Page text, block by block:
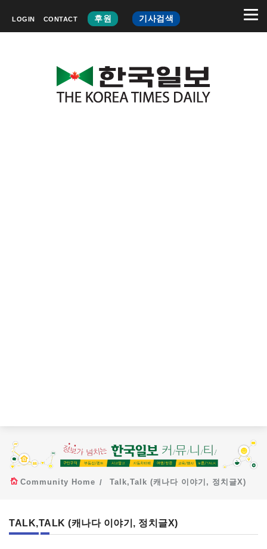
LOGIN CONTACT 후원 기사검색
Community Home Talk,Talk (캐나다 이야기, 정치글X)
TALK,TALK (캐나다 이야기, 정치글X)